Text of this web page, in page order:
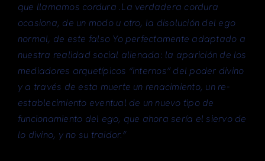
que llamamos cordura .La verdadera cordura
ocasiona, de un modo u otro, la disolución del ego
normal, de este falso Yo perfectamente adaptado a
nuestra realidad social alienada: la aparición de los
mediadores arquetípicos “internos” del poder divino
y a través de esta muerte un renacimiento, un re-
establecimiento eventual de un nuevo tipo de
funcionamiento del ego, que ahora sería el siervo de
lo divino, y no su traidor.”